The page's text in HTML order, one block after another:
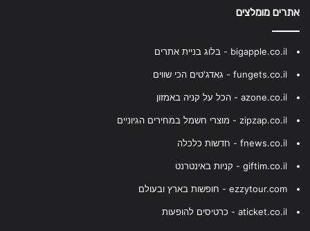
אתרים מומלצים
bigapple.co.il - בלוג בניית אתרים
fungets.co.il - גאדג'טים הכי שווים
azone.co.il - הכל על קניה באמזון
zipzap.co.il - מוצרי חשמל במחירים הגיוניים
fnews.co.il - חדשות כלכלה
giftim.co.il - קניות באינטרנט
ezzytour.com - חופשות בארץ ובעולם
aticket.co.il - כרטיסים להופעות